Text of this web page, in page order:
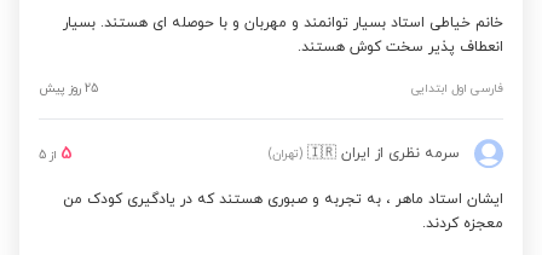
خانم خیاطی استاد بسیار توانمند و مهربان و با حوصله ای هستند. بسیار
انعطاف پذیر سخت کوش هستند.
فارسی اول ابتدایی 25 روز پیش
سرمه نظری از ایران 🇮🇷 (تهران) 5 از 5
ایشان استاد ماهر ، به تجربه و صبوری هستند که در یادگیری کودک من
معجزه کردند.